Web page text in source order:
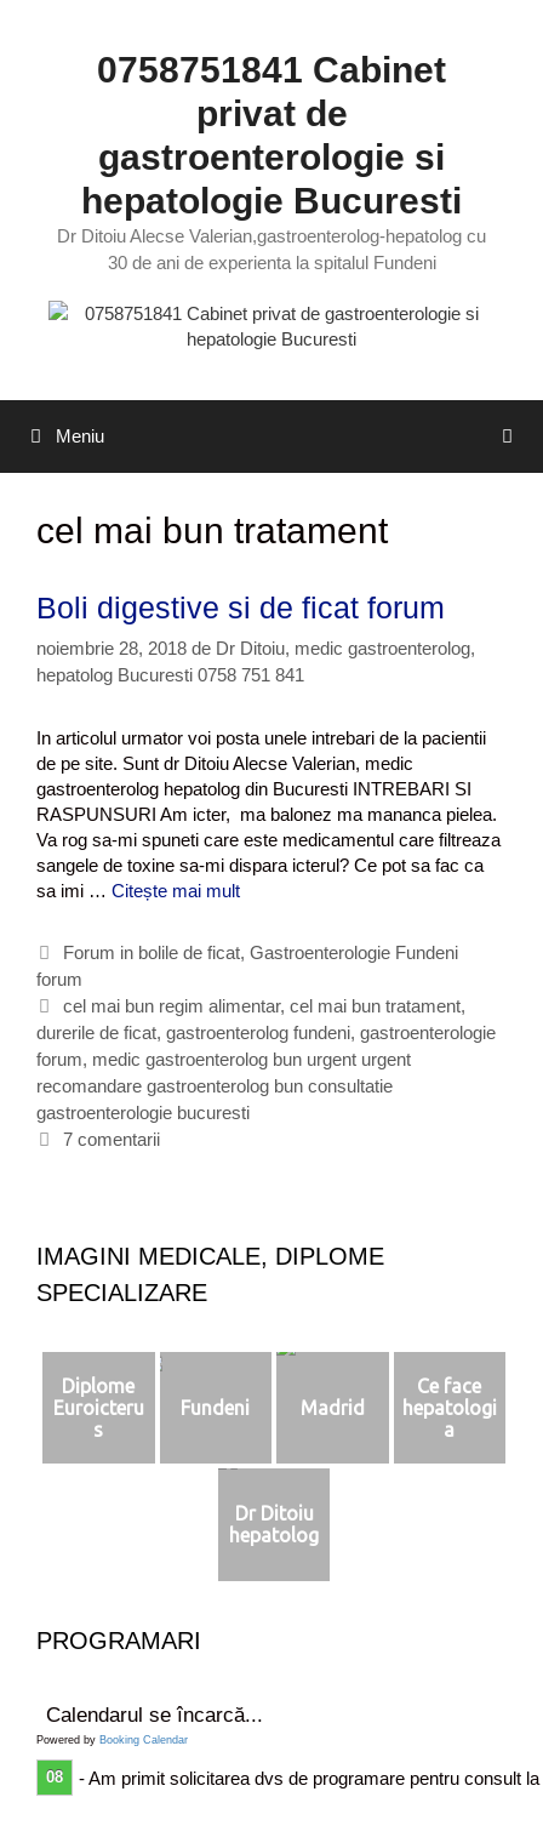
0758751841 Cabinet
privat de
gastroenterologie si
hepatologie Bucuresti
Dr Ditoiu Alecse Valerian,gastroenterolog-hepatolog cu
30 de ani de experienta la spitalul Fundeni
Meniu
cel mai bun tratament
Boli digestive si de ficat forum
noiembrie 28, 2018 de Dr Ditoiu, medic gastroenterolog,
hepatolog Bucuresti 0758 751 841
In articolul urmator voi posta unele intrebari de la pacientii
de pe site. Sunt dr Ditoiu Alecse Valerian, medic
gastroenterolog hepatolog din Bucuresti INTREBARI SI
RASPUNSURI Am icter, ma balonez ma mananca pielea.
Va rog sa-mi spuneti care este medicamentul care filtreaza
sangele de toxine sa-mi dispara icterul? Ce pot sa fac ca
sa imi … Citește mai mult
i
i
g
e
s
t
i
a
r
u
m
C
a
t
e
g
o
r
i
Forum in bolile de ficat, Gastroenterologie Fundeni
forum
E
t
i
c
h
e
cel mai bun regim alimentar, cel mai bun tratament,
durerile de ficat, gastroenterolog fundeni, gastroenterologie
forum, medic gastroenterolog bun urgent urgent
recomandare gastroenterolog bun consultatie
gastroenterologie bucuresti
7 comentarii
IMAGINI MEDICALE, DIPLOME
SPECIALIZARE
Diplome
Euroicteru
s
Fundeni Madrid
Ce face
hepatologi
a
Dr Ditoiu
hepatolog
PROGRAMARI
Calendarul se încarcă...
Powered by Booking Calendar
08 - Am primit solicitarea dvs de programare pentru consult